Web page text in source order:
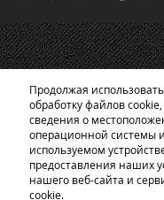
Продолжая
обработку файлов
сведения о
операционной системы
используемом
предоставления наших
нашего веб-сайта и
cookie.